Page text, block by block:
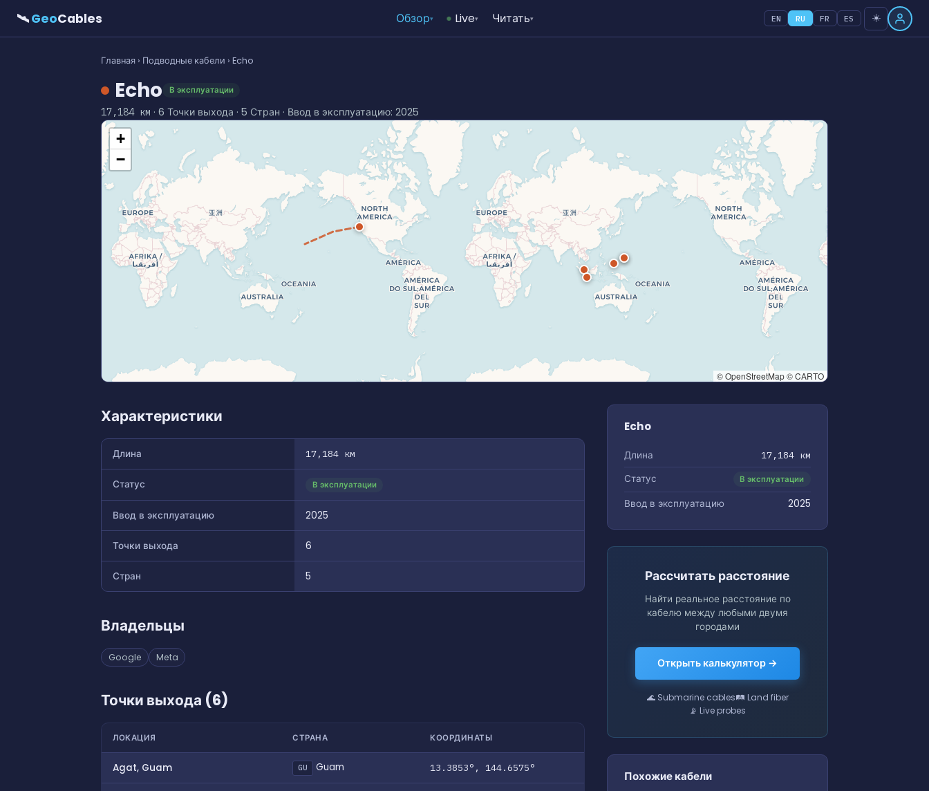
🛰GeoCables Обзор▾ Live▾ Читать▾ EN RU FR ES ☀️
Главная › Подводные кабели › Echo
Echo В эксплуатации
17,184 км · 6 Точки выхода · 5 Стран · Ввод в эксплуатацию: 2025
+
−
© OpenStreetMap © CARTO
Характеристики
Длина 17,184 км
Статус В эксплуатации
Ввод в эксплуатацию 2025
Точки выхода 6
Стран 5
Владельцы
Google Meta
Точки выхода (6)
ЛОКАЦИЯ СТРАНА КООРДИНАТЫ
Agat, Guam GU Guam 13.3853°, 144.6575°
Echo
Длина 17,184 км
Статус В эксплуатации
Ввод в эксплуатацию 2025
Рассчитать расстояние
Найти реальное расстояние по
кабелю между любыми двумя
городами
Открыть калькулятор →
🌊 Submarine cables🛤 Land fiber
📡 Live probes
Похожие кабели